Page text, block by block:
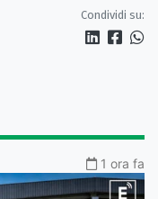
Condividi su:
1 ora fa